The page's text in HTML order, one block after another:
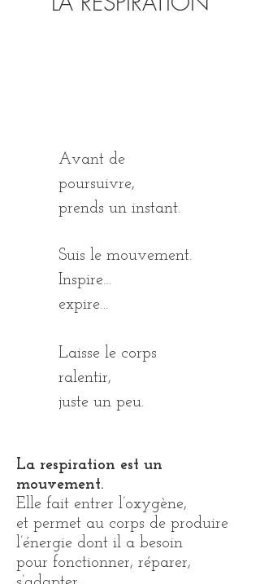
Avant de
poursuivre,
prends un instant.
Suis le mouvement.
Inspire…
expire…
Laisse le corps
ralentir,
juste un peu.
La respiration est un
mouvement.
Elle fait entrer l’oxygène,
et permet au corps de produire
l’énergie dont il a besoin
pour fonctionner, réparer,